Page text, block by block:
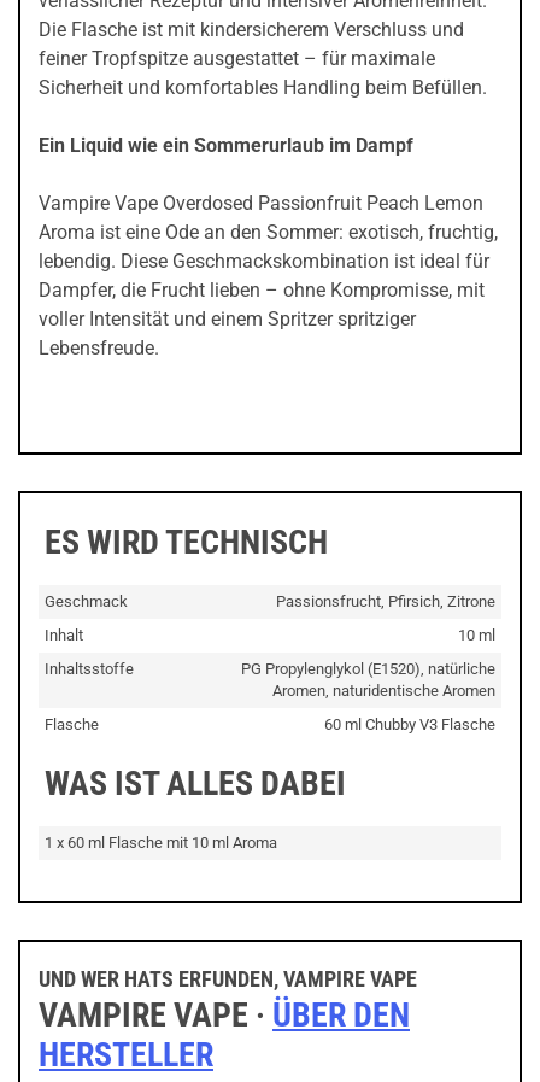
Die Flasche ist mit kindersicherem Verschluss und
feiner Tropfspitze ausgestattet – für maximale
Sicherheit und komfortables Handling beim Befüllen.
Ein Liquid wie ein Sommerurlaub im Dampf
Vampire Vape Overdosed Passionfruit Peach Lemon
Aroma ist eine Ode an den Sommer: exotisch, fruchtig,
lebendig. Diese Geschmackskombination ist ideal für
Dampfer, die Frucht lieben – ohne Kompromisse, mit
voller Intensität und einem Spritzer spritziger
Lebensfreude.
ES WIRD TECHNISCH
Geschmack
Passionsfrucht, Pfirsich, Zitrone
Inhalt
10 ml
Inhaltsstoffe
PG Propylenglykol (E1520), natürliche
Aromen, naturidentische Aromen
Flasche
60 ml Chubby V3 Flasche
WAS IST ALLES DABEI
1 x 60 ml Flasche mit 10 ml Aroma
UND WER HATS ERFUNDEN, VAMPIRE VAPE
VAMPIRE VAPE · ÜBER DEN
HERSTELLER